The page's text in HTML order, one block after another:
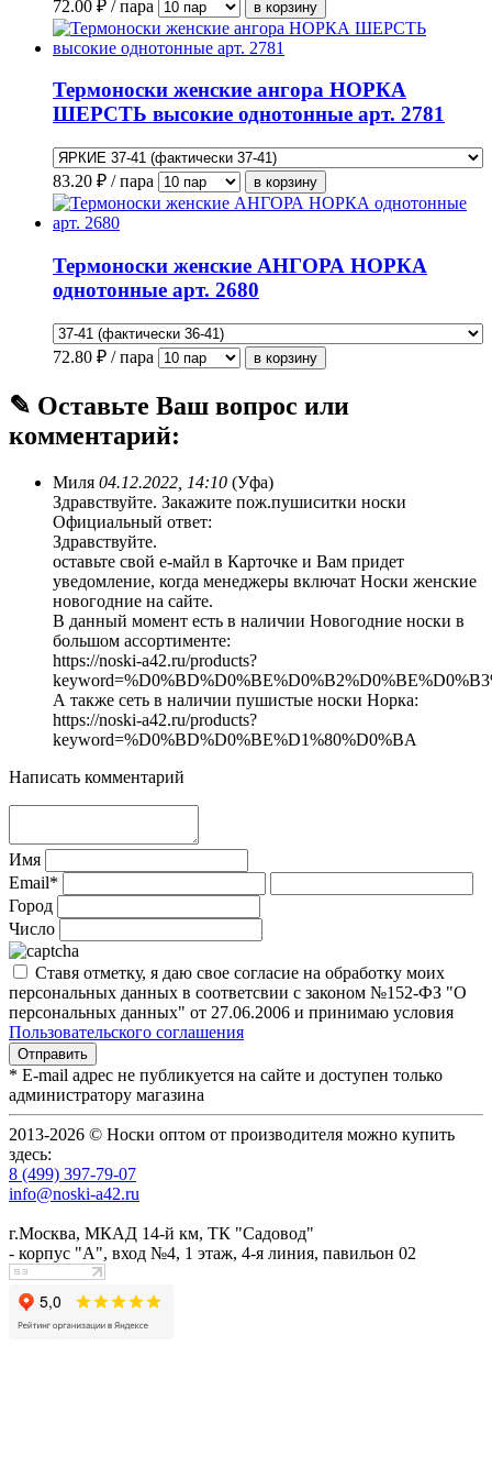
72.00 ₽ / пара
Термоноски женские ангора НОРКА
ШЕРСТЬ высокие однотонные арт. 2781
83.20 ₽ / пара
Термоноски женские АНГОРА НОРКА
однотонные арт. 2680
72.80 ₽ / пара
✎ Оставьте Ваш вопрос или
комментарий:
Миля 04.12.2022, 14:10 (Уфа)
Здравствуйте. Закажите пож.пушиситки носки
Официальный ответ:
Здравствуйте.
оставьте свой е-майл в Карточке и Вам придет
уведомление, когда менеджеры включат Носки женские
новогодние на сайте.
В данный момент есть в наличии Новогодние носки в
большом ассортименте:
https://noski-a42.ru/products?
А также сеть в наличии пушистые носки Норка:
https://noski-a42.ru/products?
keyword=%D0%BD%D0%BE%D1%80%D0%BA
Написать комментарий
Имя
Email*
Город
Число
Ставя отметку, я даю свое согласие на обработку моих
персональных данных в соответсвии с законом №152-ФЗ "О
персональных данных" от 27.06.2006 и принимаю условия
Пользовательского соглашения
* E-mail адрес не публикуется на сайте и доступен только
администратору магазина
2013-2026 © Носки оптом от производителя можно купить
здесь:
8 (499) 397-79-07
info@noski-a42.ru
г.Москва, МКАД 14-й км, ТК "Садовод"
- корпус "А", вход №4, 1 этаж, 4-я линия, павильон 02